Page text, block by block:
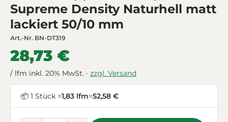
Supreme Density Naturhell matt
lackiert 50/10 mm
Art.-Nr. BN-DT319
28,73 €
/ lfm inkl. 20% MwSt. · zzgl. Versand
📦 1 Stück =1,83 lfm=52,58 €